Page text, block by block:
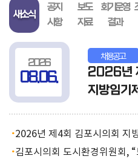
이
용
내
새소식
2026
08.06.
채용공고
2026년
지방임기
발표 공고
공지
사항
보도
자료
회기운영
결과